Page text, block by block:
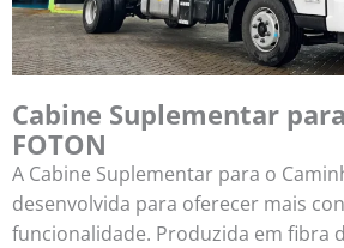
Cabine Suplementar
FOTON
A Cabine Suplementar para o
desenvolvida para oferecer mais
funcionalidade. Produzida em fibra